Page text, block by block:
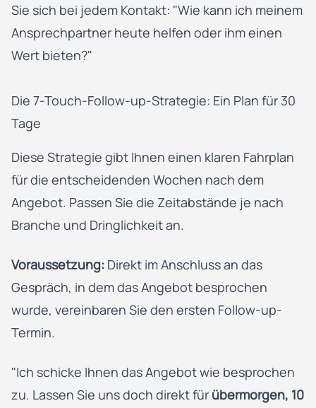
Sie sich bei jedem Kontakt: "Wie kann ich meinem
Ansprechpartner heute helfen oder ihm einen
Wert bieten?"
Die 7-Touch-Follow-up-Strategie: Ein Plan für 30
Tage
Diese Strategie gibt Ihnen einen klaren Fahrplan
für die entscheidenden Wochen nach dem
Angebot. Passen Sie die Zeitabstände je nach
Branche und Dringlichkeit an.
Voraussetzung: Direkt im Anschluss an das
Gespräch, in dem das Angebot besprochen
wurde, vereinbaren Sie den ersten Follow-up-
Termin.
"Ich schicke Ihnen das Angebot wie besprochen
zu. Lassen Sie uns doch direkt für übermorgen, 10